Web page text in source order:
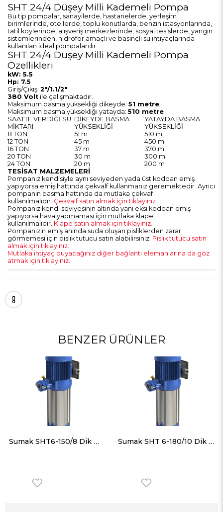
SHT 24/4 Düşey Milli Kademeli Pompa
Bu tip pompalar, sanayilerde, hastanelerde, yerleşim
birimlerinde, otellerde, toplu konutlarda, benzin istasyonlarında,
tatil köylerinde, alışveriş merkezlerinde, sosyal tesislerde, yangın
sistemlerinden, hidrofor amaçlı ve basınçlı su ihtiyaçlarında
kullanılan ideal pompalardır.
SHT 24/4 Düşey Milli Kademeli Pompa
Özellikleri
kW: 5.5
Hp: 7.5
Giriş/Çıkış: 2"/1.1/2"
380 Volt ile çalışmaktadır.
Maksimum basma yüksekliği dikeyde: 51 metre
Maksimum basma yüksekliği yatayda: 510 metre
SAATTE VERDİĞİ SU
MİKTARI
DİKEYDE BASMA
YÜKSEKLİĞİ
YATAYDA BASMA
YÜKSEKLİĞİ
8 TON
51 m
510 m
12 TON
45 m
450 m
16 TON
37 m
370 m
20 TON
30 m
300 m
24 TON
20 m
200 m
TESİSAT MALZEMELERİ
Pompanız kendisiyle aynı seviyeden yada üst koddan emiş
yapıyorsa emiş hattında çekvalf kullanmanız geremektedir. Ayrıcı
pompanın basma hattında da mutlaka çekvaf
kullanılmalıdır. Çekvalf satın almak için tıklayınız.
Pompanız kendi seviyesinin altında yani eksi koddan emiş
yapıyorsa hava yapmaması için mutlaka klape
kullanılmalıdır. Klape satın almak için tıklayınız.
Pompanızın emiş anında suda oluşan pisliklerden zarar
görmemesi için pislik tutucu satın alabilirsiniz. Pislik tutucu satın
almak için tıklayınız.
Mutlaka ihtiyaç duyacağınız diğer bağlantı elemanlarına da göz
atmak için tıklayınız.
BENZER ÜRÜNLER
Sumak SHT6-150/8 Dik Milli Paslanmaz Gövdeli Kademeli Pompa Sumak SHT 6-180/10 Dik Milli Paslanmaz Gövdeli Kademeli Pompa